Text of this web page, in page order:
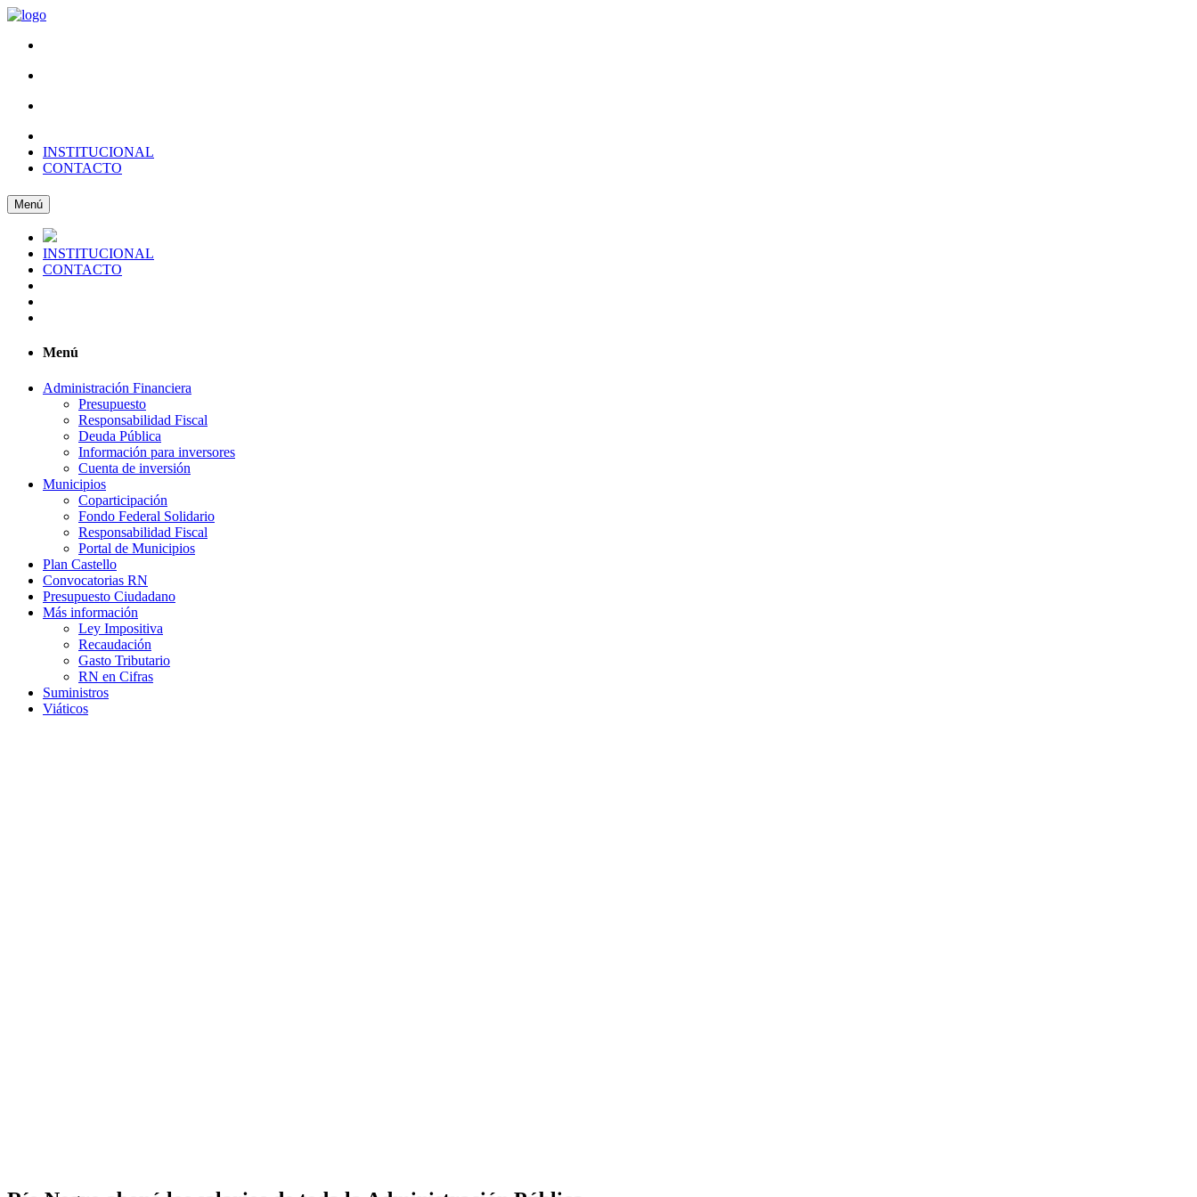
INSTITUCIONAL
CONTACTO
Menú
INSTITUCIONAL
CONTACTO
Menú
Administración Financiera
Presupuesto
Responsabilidad Fiscal
Deuda Pública
Información para inversores
Cuenta de inversión
Municipios
Coparticipación
Fondo Federal Solidario
Responsabilidad Fiscal
Portal de Municipios
Plan Castello
Convocatorias RN
Presupuesto Ciudadano
Más información
Ley Impositiva
Recaudación
Gasto Tributario
RN en Cifras
Suministros
Viáticos